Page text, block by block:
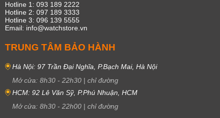
Hotline 1: 093 189 2222
Hotline 2: 097 189 3333
Hotline 3: 096 139 5555
Email: info@watchstore.vn
TRUNG TÂM BẢO HÀNH
Hà Nội: 97 Trần Đại Nghĩa, P.Bạch Mai, Hà Nội
Mở cửa: 8h30 - 22h30 | chỉ đường
HCM: 92 Lê Văn Sỹ, P.Phú Nhuận, HCM
Mở cửa: 8h30 - 22h00 | chỉ đường